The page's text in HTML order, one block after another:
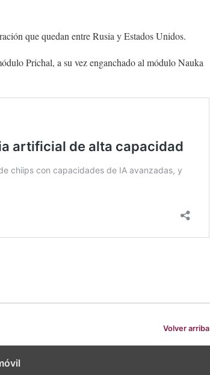
que quedan entre Rusia y Estados Unidos.
Prichal, a su vez enganchado al módulo Nauka
Volver arriba